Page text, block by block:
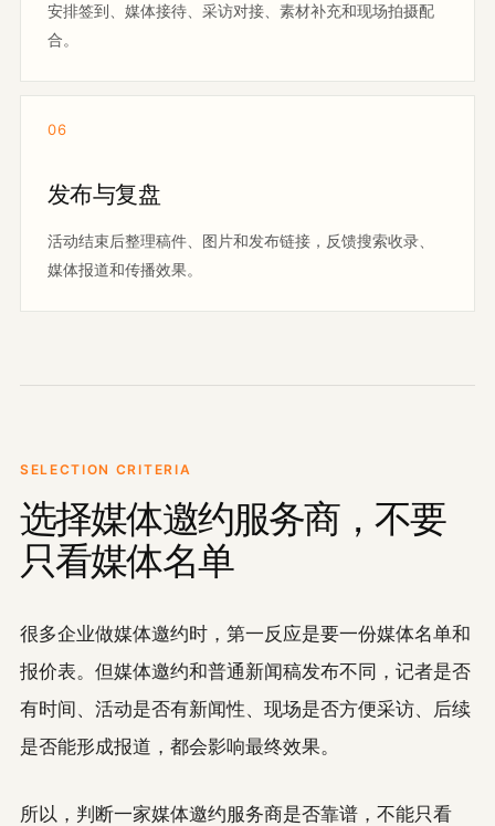
安排签到、媒体接待、采访对接、素材补充和现场拍摄配
合。
06
发布与复盘
活动结束后整理稿件、图片和发布链接，反馈搜索收录、
媒体报道和传播效果。
SELECTION CRITERIA
选择媒体邀约服务商，不要
只看媒体名单
很多企业做媒体邀约时，第一反应是要一份媒体名单和
报价表。但媒体邀约和普通新闻稿发布不同，记者是否
有时间、活动是否有新闻性、现场是否方便采访、后续
是否能形成报道，都会影响最终效果。
所以，判断一家媒体邀约服务商是否靠谱，不能只看